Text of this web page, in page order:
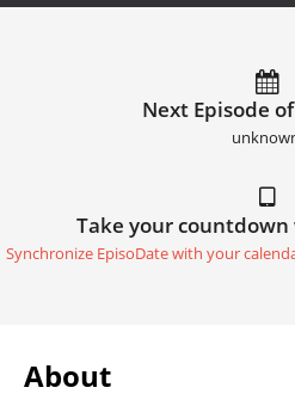
Next Episode of
Take your countdown
Synchronize EpisoDate with your
About